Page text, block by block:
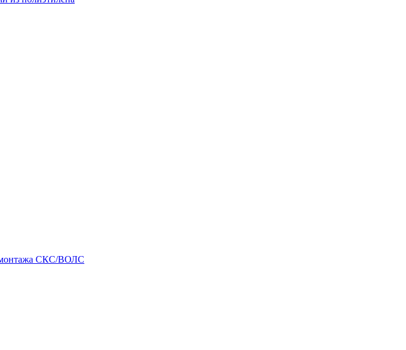
монтажа СКС/ВОЛС